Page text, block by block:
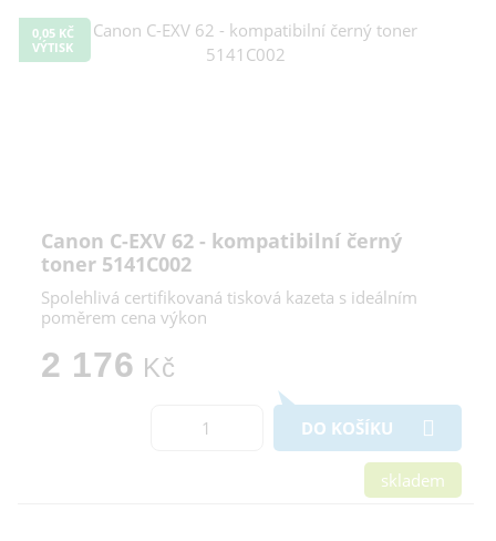
0,05 KČ
VÝTISK
Canon C-EXV 62 - kompatibilní černý
toner 5141C002
Spolehlivá certifikovaná tisková kazeta s ideálním
poměrem cena výkon
2 176 Kč
DO KOŠÍKU
skladem